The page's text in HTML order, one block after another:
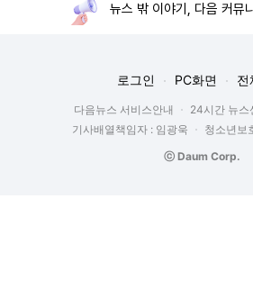
뉴스 밖 이야기, 다음 커뮤
로그인 PC화면 전
다음뉴스 서비스안내 24시간 뉴스
기사배열책임자 : 임광욱
청소년보
ⓒ Daum Corp.